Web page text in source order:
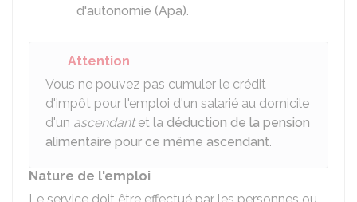
d'autonomie (Apa).
Attention
Vous ne pouvez pas cumuler le crédit
d'impôt pour l'emploi d'un salarié au domicile
d'un ascendantet la déduction de la pension
alimentaire pour ce même ascendant.
Nature de l'emploi